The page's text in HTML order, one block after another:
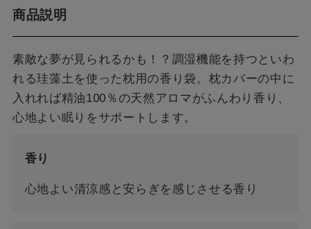
商品説明
素敵な夢が見られるかも！？調湿機能を持つといわ
れる珪藻土を使った枕用の香り袋。枕カバーの中に
入れれば精油100％の天然アロマがふんわり香り、
心地よい眠りをサポートします。
香り
心地よい清涼感と安らぎを感じさせる香り